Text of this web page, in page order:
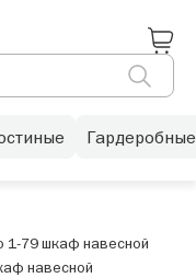
Гардеробные
1-79 шкаф навесной
навесной